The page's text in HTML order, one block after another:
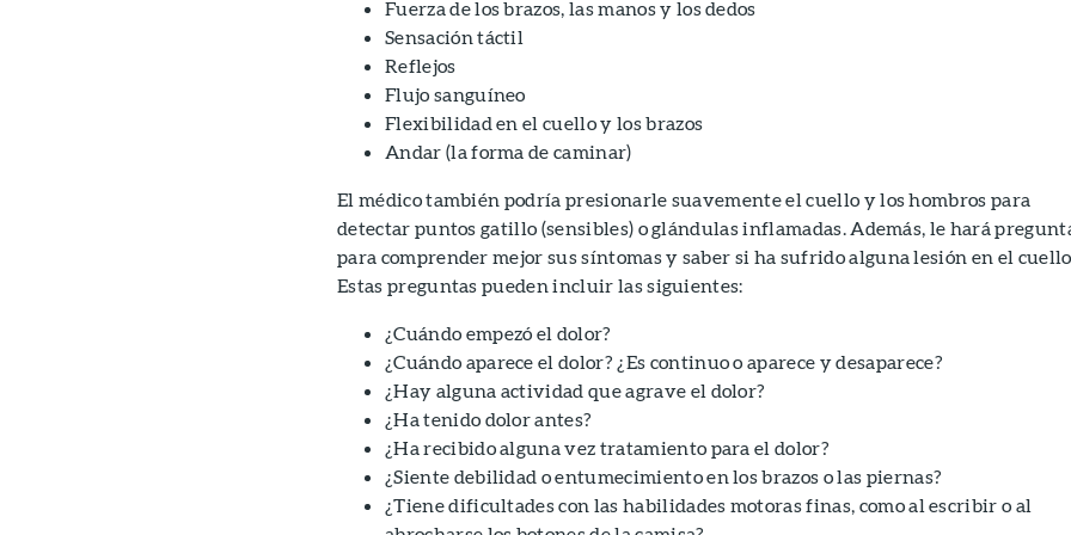
Fuerza de los brazos, las manos y los dedos
Sensación táctil
Reflejos
Flujo sanguíneo
Flexibilidad en el cuello y los brazos
Andar (la forma de caminar)
El médico también podría presionarle suavemente el cuello y los hombros para
detectar puntos gatillo (sensibles) o glándulas inflamadas. Además, le hará
para comprender mejor sus síntomas y saber si ha sufrido alguna lesión en el
Estas preguntas pueden incluir las siguientes:
¿Cuándo empezó el dolor?
¿Cuándo aparece el dolor? ¿Es continuo o aparece y desaparece?
¿Hay alguna actividad que agrave el dolor?
¿Ha tenido dolor antes?
¿Ha recibido alguna vez tratamiento para el dolor?
¿Siente debilidad o entumecimiento en los brazos o las piernas?
¿Tiene dificultades con las habilidades motoras finas, como al escribir o al